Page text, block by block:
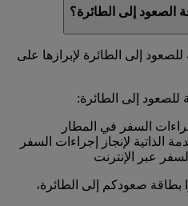
الصعود إلى الطائرة؟
إلى الطائرة لإبرازها على
للصعود إلى الطائرة:
السفر في المطار
الذاتية لإنجاز إجراءات السفر
عبر الإنترنت
بطاقة صعودكم إلى الطائرة،